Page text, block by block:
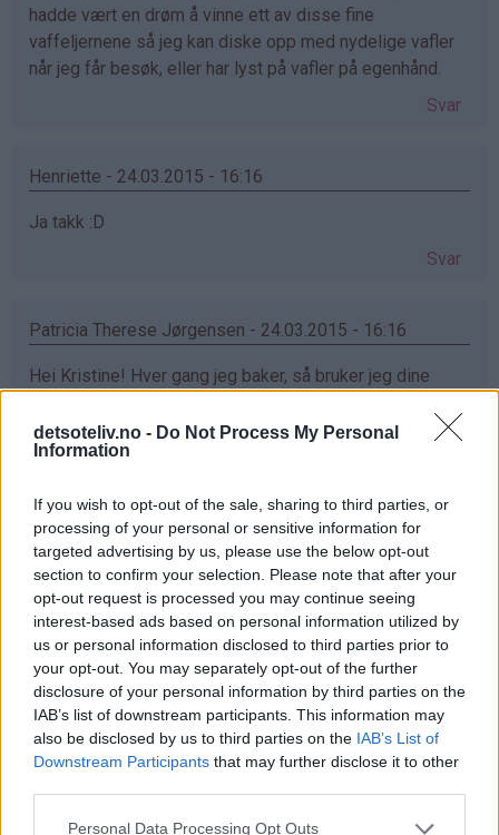
detsoteliv.no - Do Not Process My Personal
Information
If you wish to opt-out of the sale, sharing to third parties, or
processing of your personal or sensitive information for
targeted advertising by us, please use the below opt-out
section to confirm your selection. Please note that after your
opt-out request is processed you may continue seeing
interest-based ads based on personal information utilized by
us or personal information disclosed to third parties prior to
your opt-out. You may separately opt-out of the further
disclosure of your personal information by third parties on the
IAB’s list of downstream participants. This information may
also be disclosed by us to third parties on the IAB’s List of
Downstream Participants that may further disclose it to other
Personal Data Processing Opt Outs
hadde vært en drøm å vinne ett av disse fine
vaffeljernene så jeg kan diske opp med nydelige vafler
når jeg får besøk, eller har lyst på vafler på egenhånd.
Svar
Henriette - 24.03.2015 - 16:16
Ja takk :D
Svar
Patricia Therese Jørgensen - 24.03.2015 - 16:16
Hei Kristine! Hver gang jeg baker, så bruker jeg dine
med vaniljeis har allerede blitt min favoritt❤️ Ønsker
meg ett vaffeljern da jeg eeeelsker vaffler :D
Maren - 24.03.2015 - 16:18
elsker vafler!!
Svar
Mariann Jørgensen - 24.03.2015 - 16:18
Hva er bedre enn en vaffel sammen med rømme og
syltetøy hadde jeg vært heldig så hadde det vært gøy
Svar